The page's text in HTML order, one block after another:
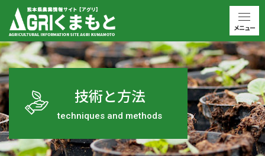
技術と方法
techniques and methods
メニュー